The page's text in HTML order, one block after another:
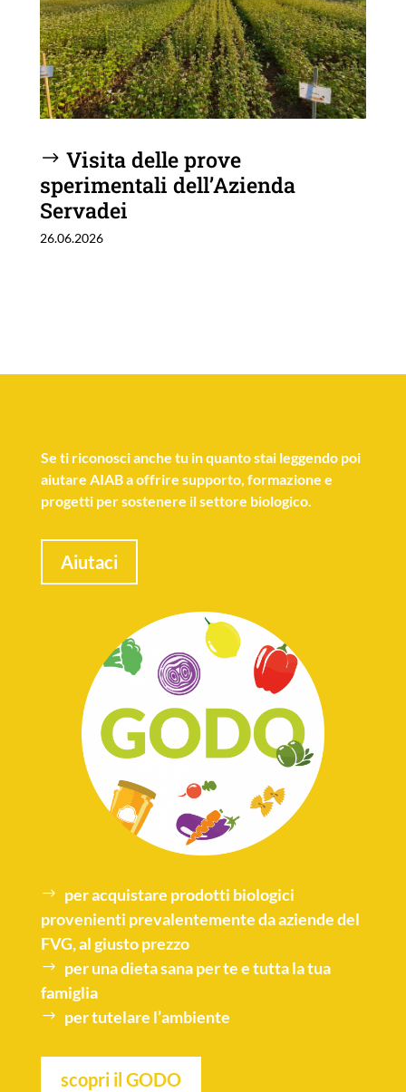
Visita delle prove
sperimentali dell’Azienda
Servadei
26.06.2026
Se ti riconosci anche tu in quanto stai leggendo poi
aiutare AIAB a offrire supporto, formazione e
progetti per sostenere il settore biologico.
Aiutaci
per acquistare prodotti biologici
provenienti prevalentemente da aziende del
FVG, al giusto prezzo
per unadieta sanaper te e tutta la tua
famiglia
per tutelare l’ambiente
scopri il GODO